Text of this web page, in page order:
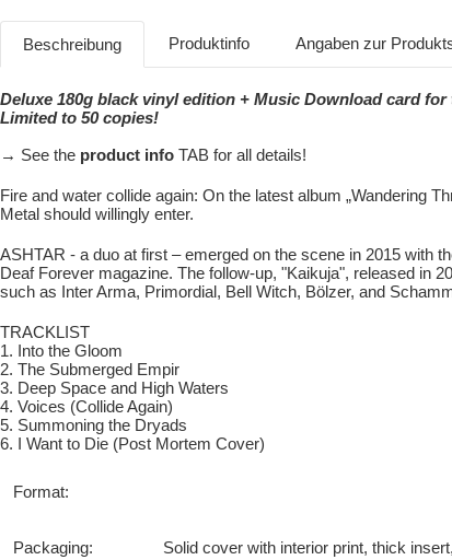
Beschreibung Produktinfo Angaben zur
Deluxe 180g black vinyl edition + Music Download card for
Limited to 50 copies!
→ See the product info TAB for all details!
Fire and water collide again: On the latest album „Wandering
Metal should willingly enter.
ASHTAR - a duo at first – emerged on the scene in 2015 with
Deaf Forever magazine. The follow-up, "Kaikuja", released in
such as Inter Arma, Primordial, Bell Witch, Bölzer, and
TRACKLIST
1. Into the Gloom
2. The Submerged Empir
3. Deep Space and High Waters
4. Voices (Collide Again)
5. Summoning the Dryads
6. I Want to Die (Post Mortem Cover)
Format:
Packaging: Solid cover with interior print, thick